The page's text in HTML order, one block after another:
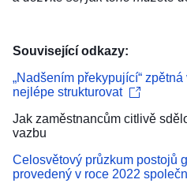
Související odkazy:
„Nadšením překypující“
nejlépe strukturovat
Jak zaměstnancům citlivě
vazbu
Celosvětový průzkum postojů
provedený v roce 2022